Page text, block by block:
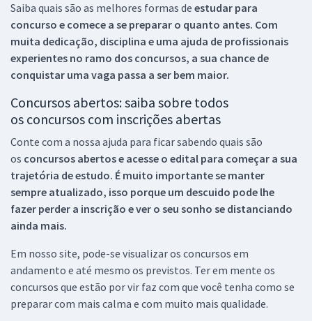
Saiba quais são as melhores formas de estudar para
concurso e comece a se preparar o quanto antes. Com
muita dedicação, disciplina e uma ajuda de profissionais
experientes no ramo dos concursos, a sua chance de
conquistar uma vaga passa a ser bem maior.
Concursos abertos: saiba sobre todos
os concursos com inscrições abertas
Conte com a nossa ajuda para ficar sabendo quais são
os concursos abertos e acesse o edital para começar a sua
trajetória de estudo. É muito importante se manter
sempre atualizado, isso porque um descuido pode lhe
fazer perder a inscrição e ver o seu sonho se distanciando
ainda mais.
Em nosso site, pode-se visualizar os concursos em
andamento e até mesmo os previstos. Ter em mente os
concursos que estão por vir faz com que você tenha como se
preparar com mais calma e com muito mais qualidade.